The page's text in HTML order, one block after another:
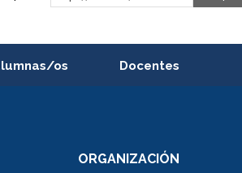
os Docentes
Perfeccionamiento
ORGANIZACIÓN